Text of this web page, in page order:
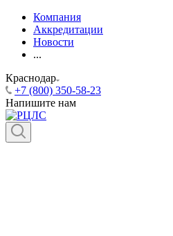
Компания
Аккредитации
Новости
...
Краснодар
+7 (800) 350-58-23
Напишите нам